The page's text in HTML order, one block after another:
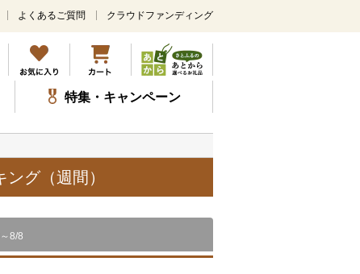
メ
ン
コ
ン
テ
ツ
ッ
プ
よくあるご質問 クラウドファンディング
特集・キャンペーン
グ（週間）
8/8